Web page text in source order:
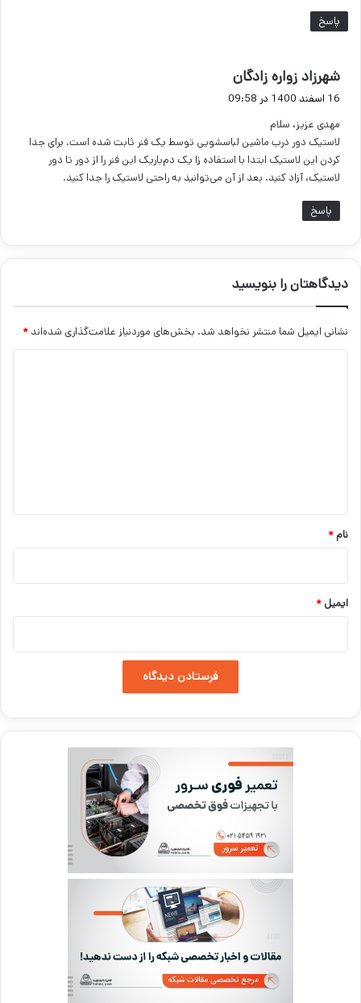
پاسخ
شهرزاد زواره زادگان
ف
16 اسفند 1400 در 09:58
مهدی عزیز، سلام
لاستیک دور درب ماشین لباسشویی توسط یک فنر ثابت شده است. برای جدا
کردن این لاستیک ابتدا با استفاده زا یک دم‌باریک این فنر را از دور تا دور
لاستیک، آزاد کنید. بعد از آن می‌توانید به راحتی لاستیک را جدا کنید.
پاسخ
دیدگاهتان را بنویسید
نشانی ایمیل شما منتشر نخواهد شد. بخش‌های موردنیاز علامت‌گذاری شده‌اند *
نام *
ایمیل *